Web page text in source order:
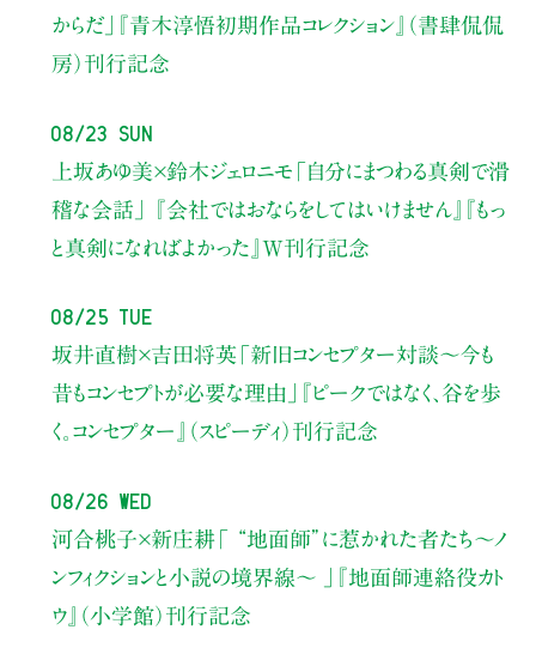
からだ」
『青木淳悟初期作品コレクション』（書肆侃侃
房）刊行記念
08/23 Sun
上坂あゆ美×鈴木ジェロニモ 「自分にまつわる真剣で滑
稽な会話」
『会社ではおならをしてはいけません』『もっ
と真剣になればよかった』W刊行記念
08/25 Tue
坂井直樹×吉田将英「新旧コンセプター対談～今も
昔もコンセプトが必要な理由」
『ピークではなく、谷を歩
く。コンセプター』（スピーディ）刊行記念
08/26 Wed
河合桃子×新庄耕「 “地面師”に惹かれた者たち〜ノ
ンフィクションと小説の境界線〜 」
『地面師連絡役カト
ウ』（小学館）刊行記念